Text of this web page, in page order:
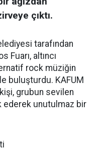
çıktı.
tarafından
Fuarı, altıncı
rock müziğin
buluşturdu. KAFUM
grubun sevilen
ederek unutulmaz bir